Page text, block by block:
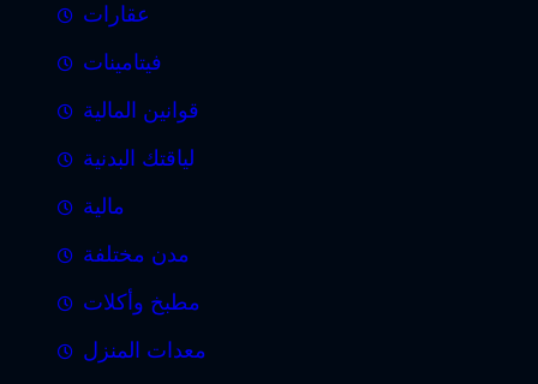
عقارات
فيتامينات
قوانين المالية
لياقتك البدنية
مالية
مدن مختلفة
مطبخ وأكلات
معدات المنزل